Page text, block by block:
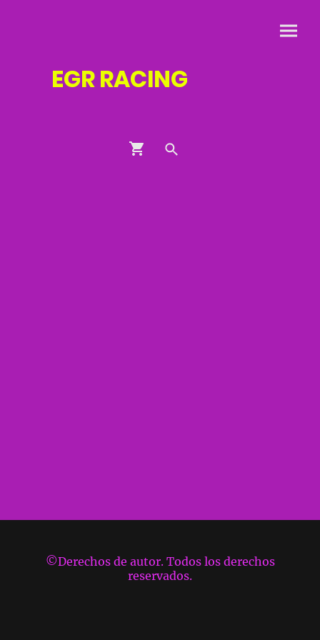
EGRRACING
©Derechos de autor. Todos los derechos
reservados.